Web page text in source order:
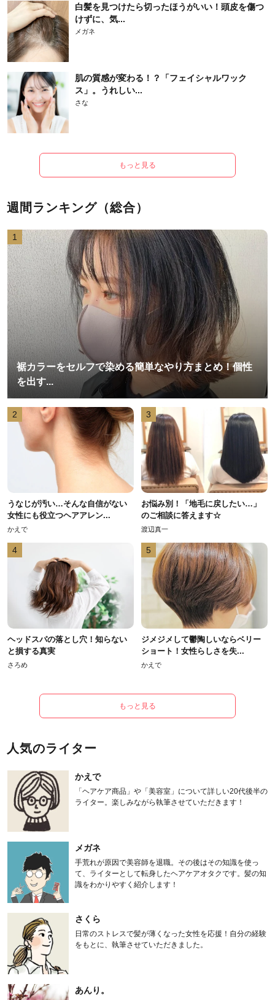
白髪を見つけたら切ったほうがいい！頭皮を傷つ
けずに、気...
メガネ
肌の質感が変わる！？「フェイシャルワック
ス」。うれしい...
さな
もっと見る
週間ランキング（総合）
1
裾カラーをセルフで染める簡単なやり方まとめ！個性
を出す...
2
うなじが汚い…そんな自信がない
女性にも役立つヘアアレン...
かえで
3
お悩み別！「地毛に戻したい…」
のご相談に答えます☆
渡辺真一
4
ヘッドスパの落とし穴！知らない
と損する真実
さろめ
5
ジメジメして鬱陶しいならベリー
ショート！女性らしさを失...
かえで
もっと見る
人気のライター
かえで
「ヘアケア商品」や「美容室」について詳しい20代後半の
ライター。楽しみながら執筆させていただきます！
メガネ
手荒れが原因で美容師を退職。その後はその知識を使っ
て、ライターとして転身したヘアケアオタクです。髪の知
識をわかりやすく紹介します！
さくら
日常のストレスで髪が薄くなった女性を応援！自分の経験
をもとに、執筆させていただきました。
あんり。